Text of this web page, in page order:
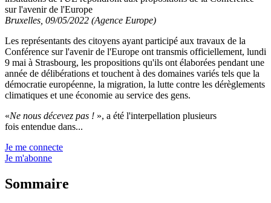
sur l'avenir de l'Europe
Bruxelles, 09/05/2022 (Agence Europe)
Les représentants des citoyens ayant participé aux travaux de la
Conférence sur l'avenir de l'Europe ont transmis officiellement, lundi
9 mai à Strasbourg, les propositions qu'ils ont élaborées pendant une
année de délibérations et touchent à des domaines variés tels que la
démocratie européenne, la migration, la lutte contre les dérèglements
climatiques et une économie au service des gens.
«Ne nous décevez pas ! », a été l'interpellation plusieurs
fois entendue dans...
Je me connecte
Je m'abonne
Sommaire